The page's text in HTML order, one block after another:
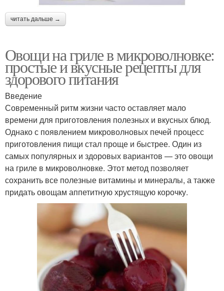
читать дальше →
Овощи на гриле в микроволновке:
простые и вкусные рецепты для
здорового питания
Введение
Современный ритм жизни часто оставляет мало
времени для приготовления полезных и вкусных блюд.
Однако с появлением микроволновых печей процесс
приготовления пищи стал проще и быстрее. Один из
самых популярных и здоровых вариантов — это овощи
на гриле в микроволновке. Этот метод позволяет
сохранить все полезные витамины и минералы, а также
придать овощам аппетитную хрустящую корочку.